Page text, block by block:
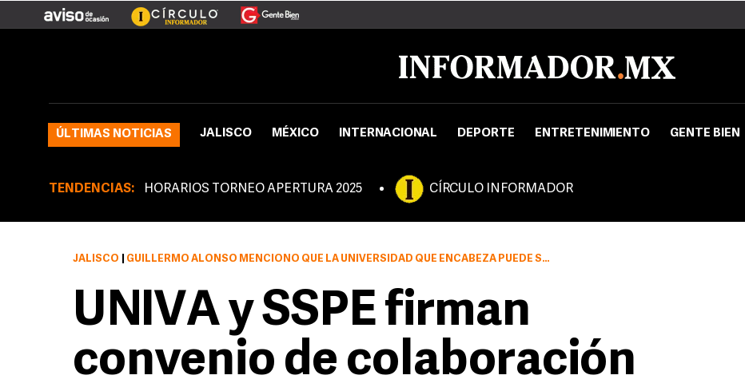
ÚLTIMAS NOTICIAS JALISCO MÉXICO INTERNACIONAL DEPORTE ENTRETENIMIENTO GENTE BIEN
TENDENCIAS: HORARIOS TORNEO APERTURA 2025 CÍRCULO INFORMADOR
JALISCO GUILLERMO ALONSO MENCIONÓ QUE LA UNIVERSIDAD QUE ENCABEZA PUEDE SUMARSE A LA IDEA DE PROYECTOS CONCRETOS
UNIVA y SSPE firman
convenio de colaboración